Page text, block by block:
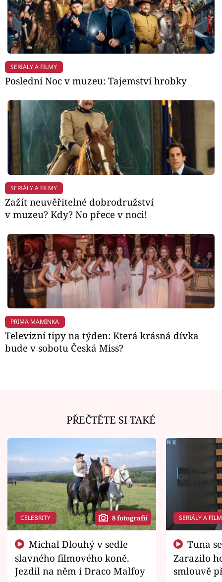
SERIÁLY A FILMY
Poslední Noc v muzeu: Tajemství hrobky
SERIÁLY A FILMY
Zažít neuvěřitelné dobrodružství
v muzeu? Kdy? No přece v noci!
PRIMA MAMINKA
Televizní tipy na týden: Která krásná dívka
bude v sobotu Česká Miss?
PŘEČTĚTE SI TAKÉ
CELEBRITY 8 fotografií
slavného filmového koně.
Jezdil na něm i Draco Malfoy
SERIÁLY A
Zarazilo
smlouvě